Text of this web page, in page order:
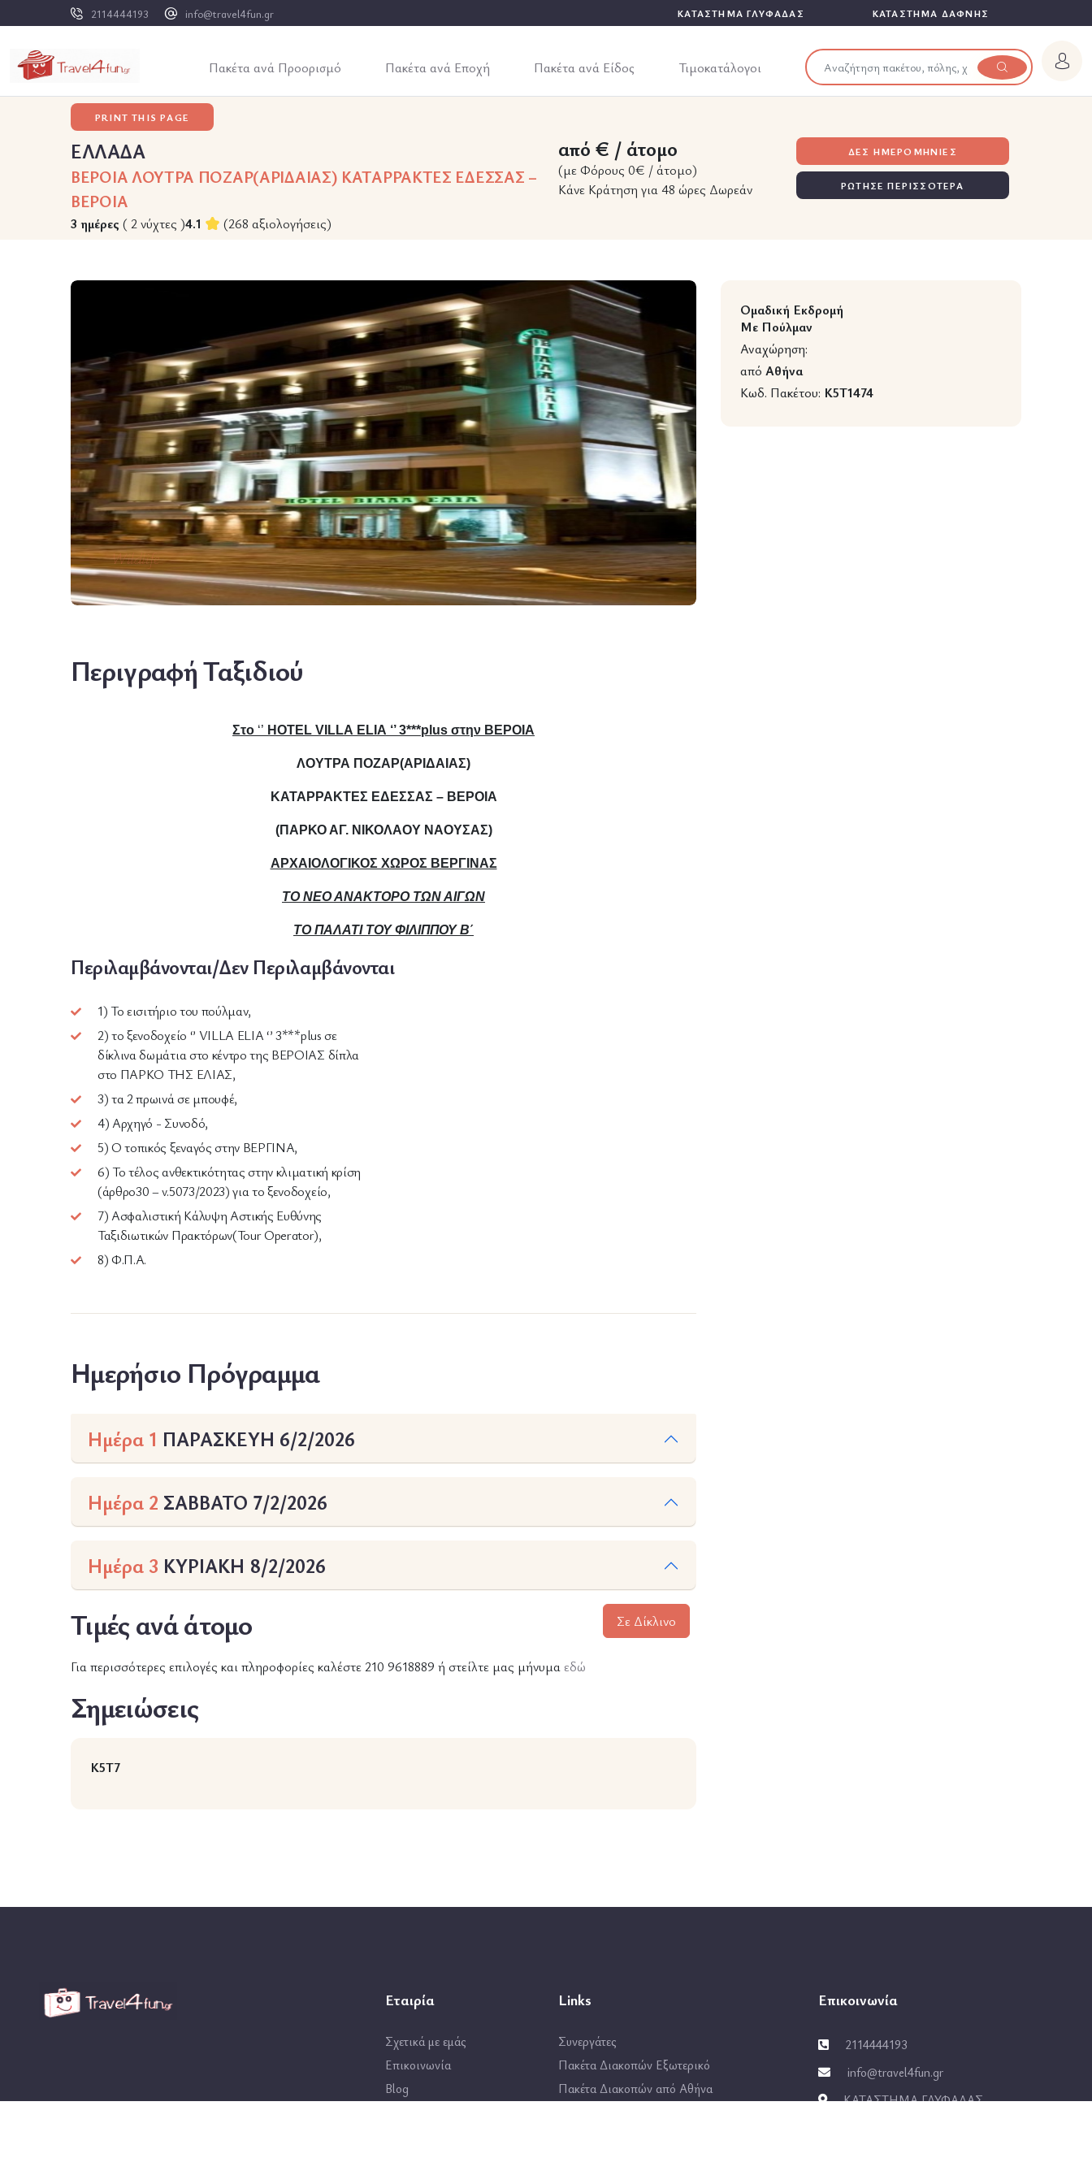
2114444193 info@travel4fun.gr ΚΑΤΑΣΤΗΜΑ ΓΛΥΦΑΔΑΣ ΚΑΤΑΣΤΗΜΑ ΔΑΦΝΗΣ
Πακέτα ανά Προορισμό Πακέτα ανά Εποχή Πακέτα ανά Είδος Τιμοκατάλογοι
PRINT THIS PAGE
ΕΛΛΑΔΑ
ΒΕΡΟΙΑ ΛΟΥΤΡΑ ΠΟΖΑΡ(ΑΡΙΔΑΙΑΣ) ΚΑΤΑΡΡΑΚΤΕΣ ΕΔΕΣΣΑΣ –
ΒΕΡΟΙΑ
3 ημέρες ( 2 νύχτες )4.1 (268 αξιολογήσεις)
από € / άτομο
(με Φόρους 0€ / άτομο)
Κάνε Κράτηση για 48 ώρες Δωρεάν
ΔΕΣ ΗΜΕΡΟΜΗΝΙΕΣ
ΡΩΤΗΣΕ ΠΕΡΙΣΣΟΤΕΡΑ
Wildlife
Ομαδική Εκδρομή
Με Πούλμαν
Αναχώρηση:
από Αθήνα
Κωδ. Πακέτου: K5T1474
Περιγραφή Ταξιδιού
Στο ‘’ HOTEL VILLA ELIA ‘’ 3***plus στην ΒΕΡΟΙΑ
ΛΟΥΤΡΑ ΠΟΖΑΡ(ΑΡΙΔΑΙΑΣ)
ΚΑΤΑΡΡΑΚΤΕΣ ΕΔΕΣΣΑΣ – ΒΕΡΟΙΑ
(ΠΑΡΚΟ ΑΓ. ΝΙΚΟΛΑΟΥ ΝΑΟΥΣΑΣ)
ΑΡΧΑΙΟΛΟΓΙΚΟΣ ΧΩΡΟΣ ΒΕΡΓΙΝΑΣ
ΤΟ ΝΕΟ ΑΝΑΚΤΟΡΟ ΤΩΝ ΑΙΓΩΝ
ΤΟ ΠΑΛΑΤΙ ΤΟΥ ΦΙΛΙΠΠΟΥ Β΄
Περιλαμβάνονται/Δεν Περιλαμβάνονται
1) Το εισιτήριο του πούλμαν,
2) το ξενοδοχείο ‘’ VILLA ELIA ‘’ 3***plus σε
δίκλινα δωμάτια στο κέντρο της BEΡΟΙΑΣ δίπλα
στο ΠΑΡΚΟ ΤΗΣ ΕΛΙΑΣ,
3) τα 2 πρωινά σε μπουφέ,
4) Αρχηγό - Συνοδό,
5) Ο τοπικός ξεναγός στην ΒΕΡΓΙΝΑ,
6) Το τέλος ανθεκτικότητας στην κλιματική κρίση
(άρθρο30 – v.5073/2023) για το ξενοδοχείο,
7) Ασφαλιστική Κάλυψη Αστικής Ευθύνης
Ταξιδιωτικών Πρακτόρων(Tour Operator),
8) Φ.Π.Α.
Ημερήσιο Πρόγραμμα
Ημέρα 1 ΠΑΡΑΣΚΕΥΗ 6/2/2026
Ημέρα 2 ΣΑΒΒΑΤΟ 7/2/2026
Ημέρα 3 ΚΥΡΙΑΚΗ 8/2/2026
Τιμές ανά άτομο Σε Δίκλινο
Για περισσότερες επιλογές και πληροφορίες καλέστε 210 9618889 ή στείλτε μας μήνυμα εδώ
Σημειώσεις
K5T7
Εταιρία
Σχετικά με εμάς
Επικοινωνία
Blog
Links
Συνεργάτες
Πακέτα Διακοπών Εξωτερικό
Πακέτα Διακοπών από Αθήνα
Επικοινωνία
2114444193
info@travel4fun.gr
ΚΑΤΑΣΤΗΜΑ ΓΛΥΦΑΔΑΣ